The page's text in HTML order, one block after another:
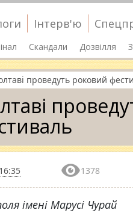
Інтерв'ю
Скандали Дозвілля
проведуть роковий
1378
імені Марусі Чурай